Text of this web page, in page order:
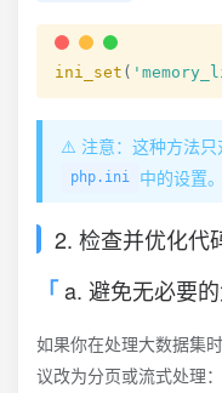
ini_set (
⚠️ 注意：这种方法只
php.ini 中的设置。
2. 检查并优化代
a. 避免无必要
如果你在处理大数据集
议改为分页或流式处理：